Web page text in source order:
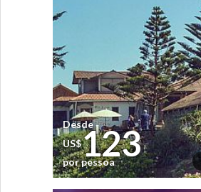
Desde
US$123
por pessoa